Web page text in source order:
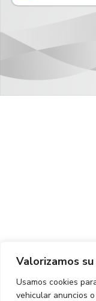
Valorizamos
Usamos cookies
vehicular anuncios